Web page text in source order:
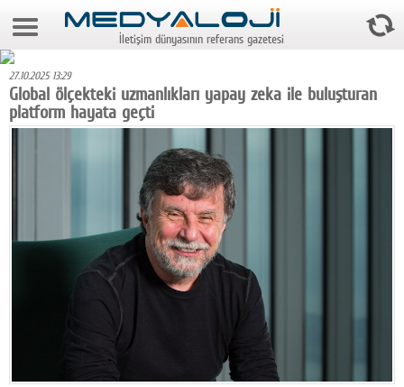
9 Ağustos 2026 5:56:50
Foto Galeri
Video Galeri
Reyting-tiraj
Teknoloji
Televizyon
Dünya
İletişim dünyasının referans gazetesi
27.10.2025 13:29
Global ölçekteki uzmanlıkları yapay zeka ile buluşturan
platform hayata geçti